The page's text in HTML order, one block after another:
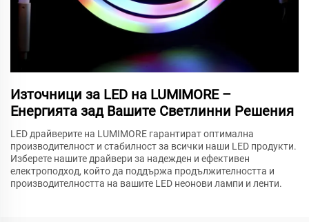
Източници за LED на LUMIMORE –
Енергията зад Вашите Светлинни Решения
LED драйверите на LUMIMORE гарантират оптимална
производителност и стабилност за всички наши LED продукти.
Изберете нашите драйвери за надежден и ефективен
електроподход, който да поддържа продължителността и
производителността на вашите LED неонови лампи и ленти.